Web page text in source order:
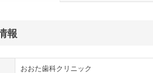
報
おおた歯科クリニック